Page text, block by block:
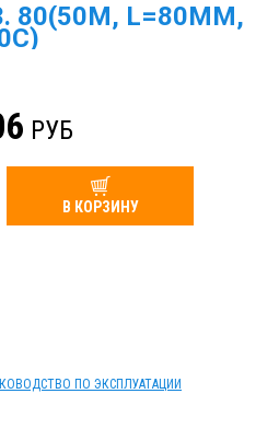
80(50М, L=80ММ,
РУБ
В КОРЗИНУ
ПО ЭКСПЛУАТАЦИИ